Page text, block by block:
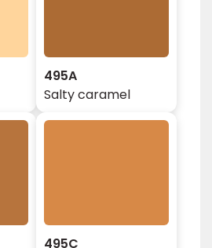
495A
Salty caramel
495C